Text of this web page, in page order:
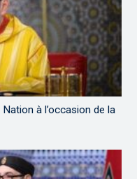
à l’occasion de la